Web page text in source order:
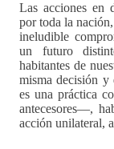
Las acciones en
por toda la
ineludible
un futuro
habitantes de
misma decisión y
es una práctica
antecesores—,
acción unilateral,